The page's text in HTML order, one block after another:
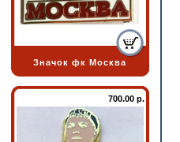
Значок фк Москва
700.00 р.